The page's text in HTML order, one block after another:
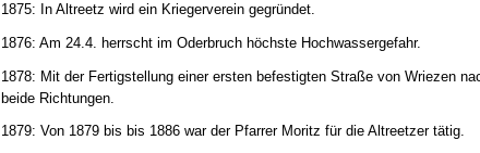
1875: In Altreetz wird ein Kriegerverein gegründet.
1876: Am 24.4. herrscht im Oderbruch höchste Hochwassergefahr.
1878: Mit der Fertigstellung einer ersten befestigten Straße von Wriezen
beide Richtungen.
1879: Von 1879 bis bis 1886 war der Pfarrer Moritz für die Altreetzer tätig.